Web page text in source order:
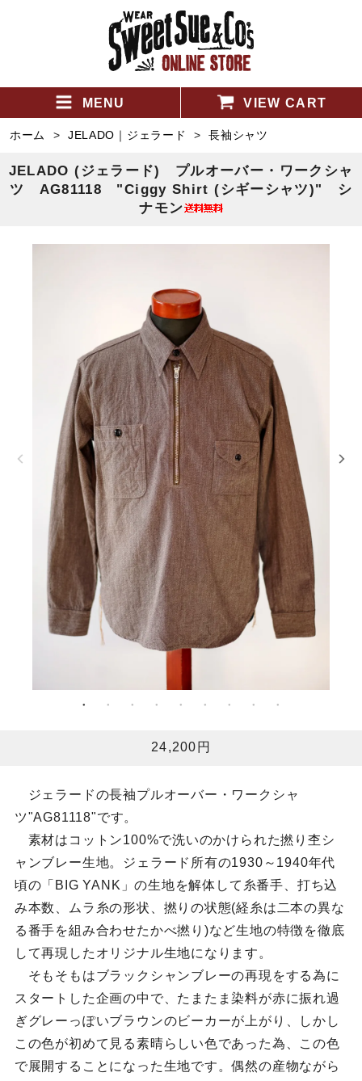
MENU VIEW CART
ホーム > JELADO｜ジェラード >長袖シャツ
JELADO (ジェラード) プルオーバー・ワークシャ
ツ AG81118 "Ciggy Shirt (シギーシャツ)" シ
ナモン
24,200円
ジェラードの長袖プルオーバー・ワークシャ
ツ"AG81118"です。
素材はコットン100%で洗いのかけられた撚り杢シ
ャンブレー生地。ジェラード所有の1930～1940年代
頃の「BIG YANK」の生地を解体して糸番手、打ち込
み本数、ムラ糸の形状、撚りの状態(経糸は二本の異な
る番手を組み合わせたかべ撚り)など生地の特徴を徹底
して再現したオリジナル生地になります。
そもそもはブラックシャンブレーの再現をする為に
スタートした企画の中で、たまたま染料が赤に振れ過
ぎグレーっぽいブラウンのビーカーが上がり、しかし
この色が初めて見る素晴らしい色であった為、この色
で展開することになった生地です。偶然の産物ながら